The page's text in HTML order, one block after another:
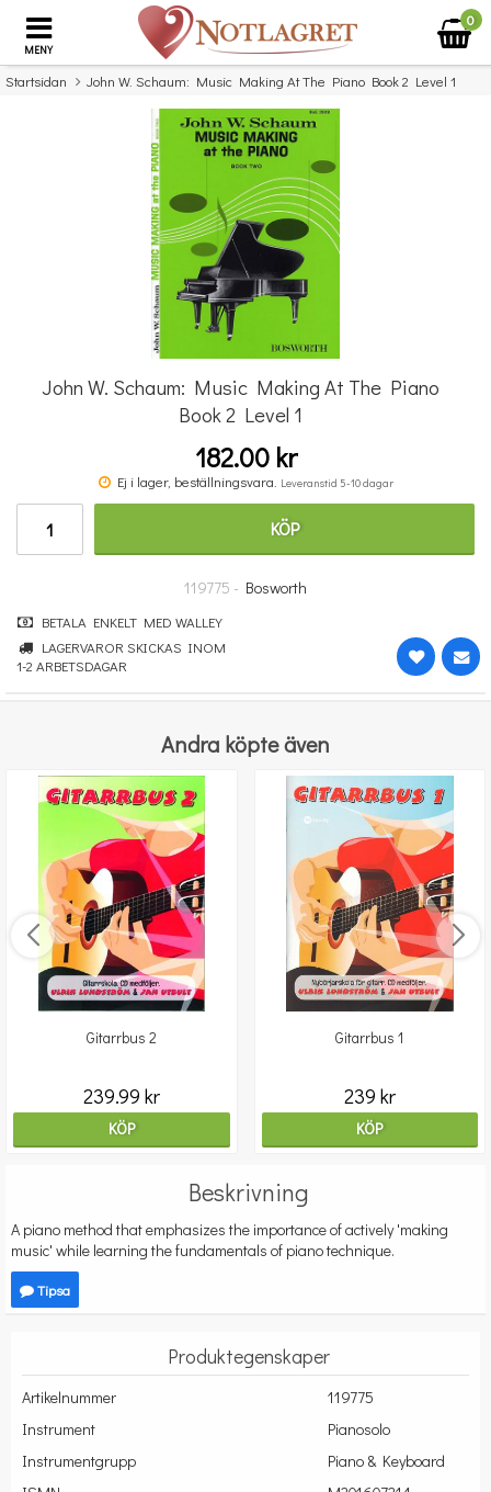
MENY
0
Startsidan John W. Schaum: Music Making At The Piano Book 2 Level 1
Missa inte detta...
The Complete Piano Player Book 2
364 kr
John W. Schaum: Music Making At The Piano
Book 2 Level 1
182.00 kr
Ej i lager, beställningsvara. Leveranstid 5-10 dagar
KÖP
119775 - Bosworth
BETALA ENKELT MED WALLEY
LAGERVAROR SKICKAS INOM
1-2 ARBETSDAGAR
Andra köpte även
Gitarrbus 2
239.99 kr
KÖP
Gitarrbus 1
239 kr
KÖP
Beskrivning
A piano method that emphasizes the importance of actively 'making
music' while learning the fundamentals of piano technique.
Tipsa
Produktegenskaper
Artikelnummer
119775
Instrument
Pianosolo
Instrumentgrupp
Piano & Keyboard